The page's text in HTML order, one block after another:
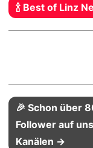
🍾 Best of Linz
🎉 Schon über
Follower auf
Kanälen →